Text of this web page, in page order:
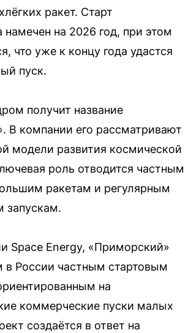
ракет. Старт
намечен на 2026 год, при этом
что уже к концу года удастся
пуск.
получит название
В компании его рассматривают
модели развития космической
роль отводится частным
ракетам и регулярным
запускам.
Space Energy, «Приморский»
в России частным стартовым
на
коммерческие пуски малых
создаётся в ответ на